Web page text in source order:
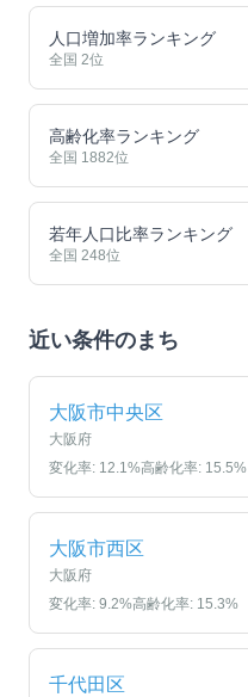
人口増加率ランキング
全国 2位
高齢化率ランキング
全国 1882位
若年人口比率ランキング
全国 248位
近い条件のまち
大阪市中央区
大阪府
変化率: 12.1%高齢化率: 15.5%
大阪市西区
大阪府
変化率: 9.2%高齢化率: 15.3%
千代田区